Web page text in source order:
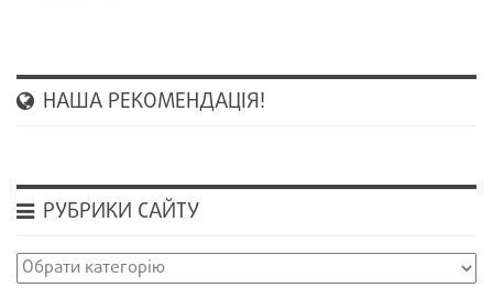
НАША РЕКОМЕНДАЦІЯ!
РУБРИКИ САЙТУ
Рубрики